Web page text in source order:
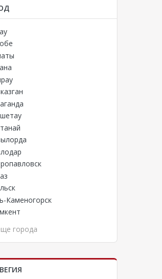
ТУРЫ В ИЗРАИЛЬ!
Каменогорск
города